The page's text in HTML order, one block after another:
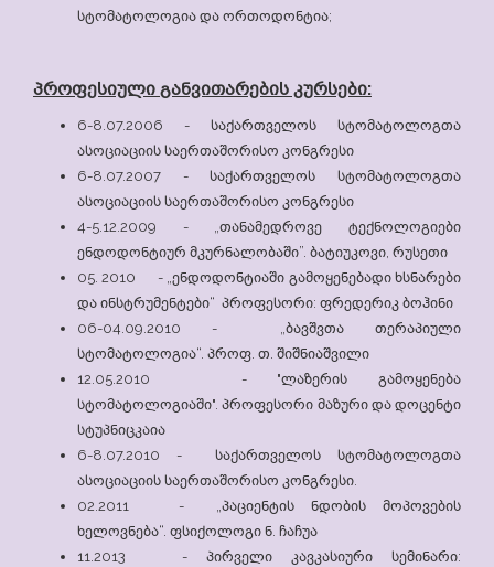
სტომატოლოგია და ორთოდონტია;
პროფესიული განვითარების კურსები:
6-8.07.2006 - საქართველოს სტომატოლოგთა
ასოციაციის საერთაშორისო კონგრესი
6-8.07.2007 - საქართველოს სტომატოლოგთა
ასოციაციის საერთაშორისო კონგრესი
4-5.12.2009 - „თანამედროვე ტექნოლოგიები
ენდოდონტიურ მკურნალობაში”. ბატიუკოვი, რუსეთი
05. 2010 - „ენდოდონტიაში გამოყენებადი ხსნარები
და ინსტრუმენტები“ პროფესორი: ფრედერიკ ბოჰინი
06-04.09.2010 - „ბავშვთა თერაპიული
სტომატოლოგია“. პროფ. თ. შიშნიაშვილი
12.05.2010 - "ლაზერის გამოყენება
სტომატოლოგიაში". პროფესორი მაზური და დოცენტი
სტუპნიცკაია
6-8.07.2010 - საქართველოს სტომატოლოგთა
ასოციაციის საერთაშორისო კონგრესი.
02.2011 - „პაციენტის ნდობის მოპოვების
ხელოვნება“. ფსიქოლოგი ნ. ჩაჩუა
11.2013 - პირველი კავკასიური სემინარი: